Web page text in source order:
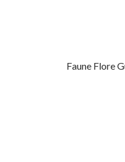
Faune Flore